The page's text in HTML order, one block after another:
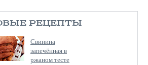
РЕЦЕПТЫ
Свинина
запечённая в
ржаном тесте